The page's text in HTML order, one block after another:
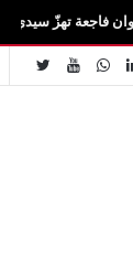
وفاة
✕
أولاً